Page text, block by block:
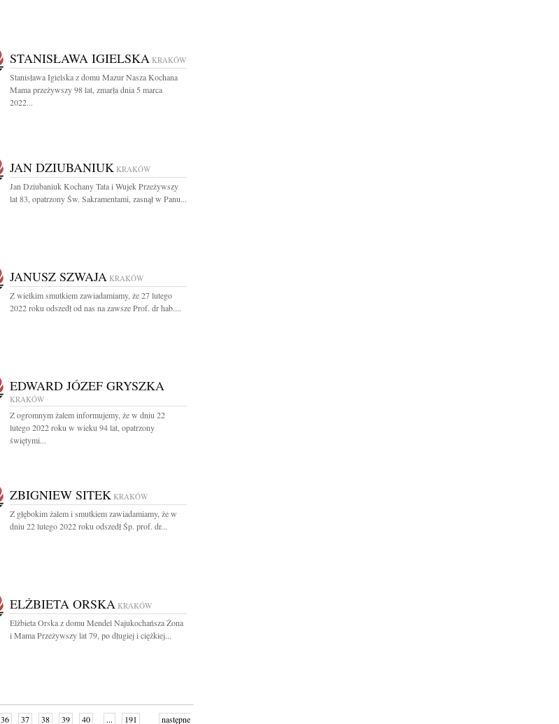
STANISŁAWA IGIELSKA KRAKÓW
Stanisława Igielska z domu Mazur Nasza Kochana
Mama przeżywszy 98 lat, zmarła dnia 5 marca
2022...
JAN DZIUBANIUK KRAKÓW
Jan Dziubaniuk Kochany Tata i Wujek Przeżywszy
lat 83, opatrzony Św. Sakramentami, zasnął w Panu...
JANUSZ SZWAJA KRAKÓW
Z wielkim smutkiem zawiadamiamy, że 27 lutego
2022 roku odszedł od nas na zawsze Prof. dr hab....
EDWARD JÓZEF GRYSZKA
KRAKÓW
Z ogromnym żalem informujemy, że w dniu 22
lutego 2022 roku w wieku 94 lat, opatrzony
świętymi...
ZBIGNIEW SITEK KRAKÓW
Z głębokim żalem i smutkiem zawiadamiamy, że w
dniu 22 lutego 2022 roku odszedł Śp. prof. dr...
ELŻBIETA ORSKA KRAKÓW
Elżbieta Orska z domu Mendel Najukochańsza Żona
i Mama Przeżywszy lat 79, po długiej i ciężkiej...
36 37 38 39 40 ... 191 następne